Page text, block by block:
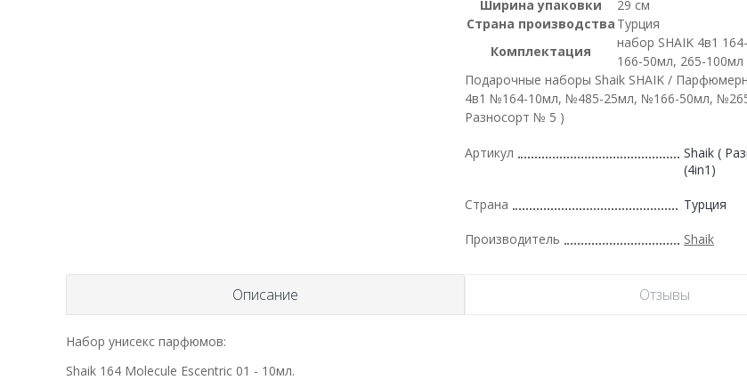
Ширина упаковки
29 см
Страна производства Турция
Комплектация
набор SHAIK 4в1
166-50мл, 265-100мл
Подарочные наборы Shaik SHAIK /
4в1 №164-10мл, №485-25мл, №166-50мл,
Разносорт № 5 )
Артикул
Shaik (
(4in1)
Страна Турция
Производитель Shaik
Описание Отзывы
Набор унисекс парфюмов:
Shaik 164 Molecule Escentric 01 - 10мл.